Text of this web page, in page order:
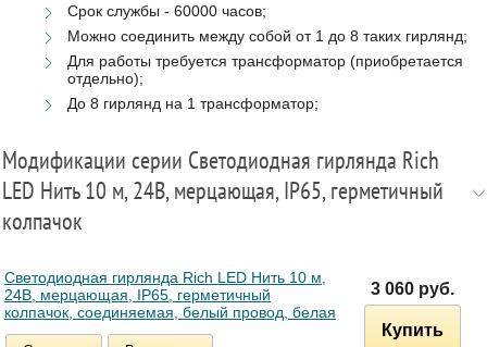
Срок службы - 60000 часов;
Можно соединить между собой от 1 до 8 таких гирлянд;
Для работы требуется трансформатор (приобретается
отдельно);
До 8 гирлянд на 1 трансформатор;
Модификации серии Светодиодная гирлянда Rich
LED Нить 10 м, 24В, мерцающая, IP65, герметичный
колпачок
Светодиодная гирлянда Rich LED Нить 10 м,
24В, мерцающая, IP65, герметичный
колпачок, соединяемая, белый провод, белая
3 060 руб.
Купить